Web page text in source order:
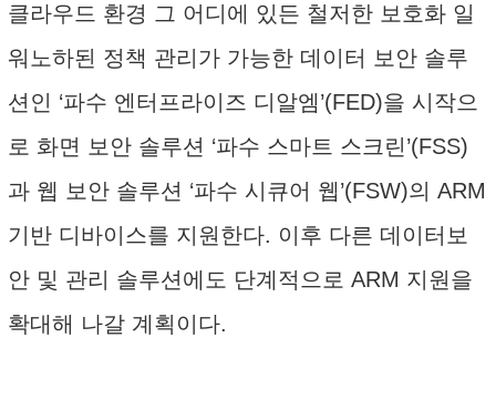
클라우드 환경 그 어디에 있든 철저한 보호화 일
워노하된 정책 관리가 가능한 데이터 보안 솔루
션인 ‘파수 엔터프라이즈 디알엠’(FED)을 시작으
로 화면 보안 솔루션 ‘파수 스마트 스크린’(FSS)
과 웹 보안 솔루션 ‘파수 시큐어 웹’(FSW)의 ARM
기반 디바이스를 지원한다. 이후 다른 데이터보
안 및 관리 솔루션에도 단계적으로 ARM 지원을
확대해 나갈 계획이다.